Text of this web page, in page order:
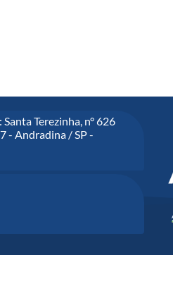
Terezinha, n° 626
- Andradina / SP -